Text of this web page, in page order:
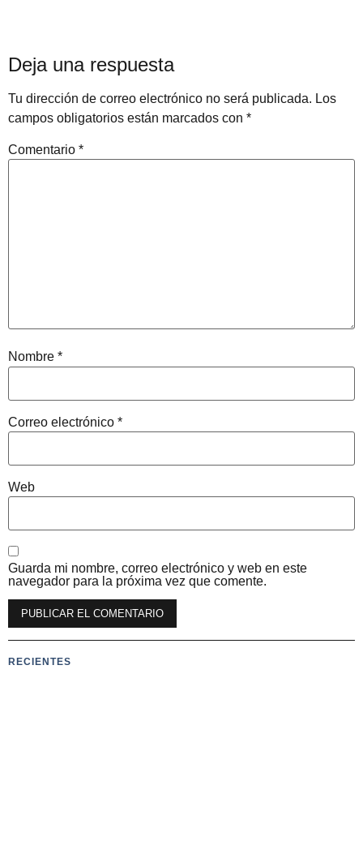
Deja una respuesta
Tu dirección de correo electrónico no será publicada. Los
campos obligatorios están marcados con *
Comentario *
Nombre *
Correo electrónico *
Web
Guarda mi nombre, correo electrónico y web en este
navegador para la próxima vez que comente.
RECIENTES